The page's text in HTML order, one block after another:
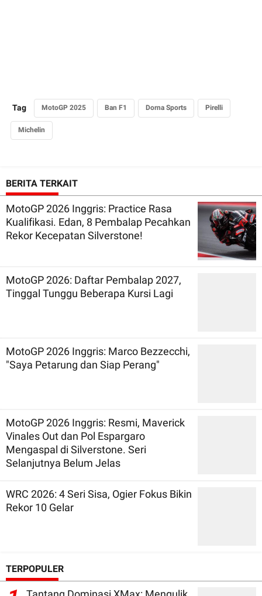
Tag MotoGP 2025 Ban F1 Dorna Sports Pirelli
Michelin
BERITA TERKAIT
MotoGP 2026 Inggris: Practice Rasa
Kualifikasi. Edan, 8 Pembalap Pecahkan
Rekor Kecepatan Silverstone!
MotoGP 2026: Daftar Pembalap 2027,
Tinggal Tunggu Beberapa Kursi Lagi
MotoGP 2026 Inggris: Marco Bezzecchi,
"Saya Petarung dan Siap Perang"
MotoGP 2026 Inggris: Resmi, Maverick
Vinales Out dan Pol Espargaro
Mengaspal di Silverstone. Seri
Selanjutnya Belum Jelas
WRC 2026: 4 Seri Sisa, Ogier Fokus Bikin
Rekor 10 Gelar
TERPOPULER